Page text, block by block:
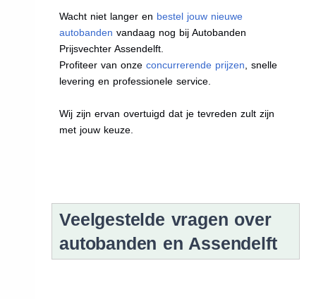
Wacht niet langer en bestel jouw nieuwe
autobanden vandaag nog bij Autobanden
Prijsvechter Assendelft.
Profiteer van onze concurrerende prijzen , snelle
levering en professionele service.
Wij zijn ervan overtuigd dat je tevreden zult zijn
met jouw keuze.
Veelgestelde vragen over
autobanden en Assendelft